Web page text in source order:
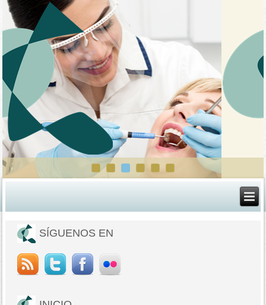
SÍGUENOS EN